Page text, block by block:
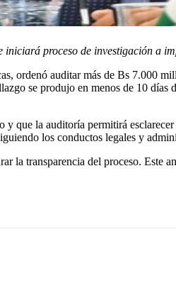
iniciará proceso de investigación a
ordenó auditar más de Bs 7.000
se produjo en menos de 10
que la auditoría permitirá
los conductos legales y
la transparencia del proceso. Este